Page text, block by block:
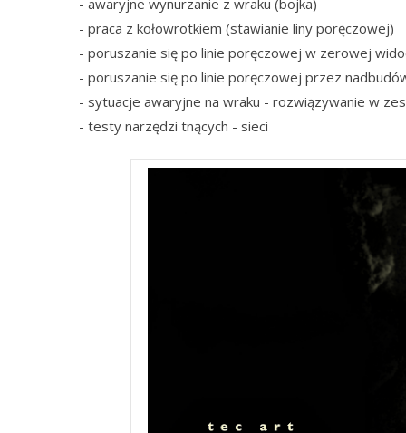
- awaryjne wynurzanie z wraku (bojka)
- praca z kołowrotkiem (stawianie liny poręczowej)
- poruszanie się po linie poręczowej w zerowej
- poruszanie się po linie poręczowej przez
- sytuacje awaryjne na wraku - rozwiązywanie w
- testy narzędzi tnących - sieci